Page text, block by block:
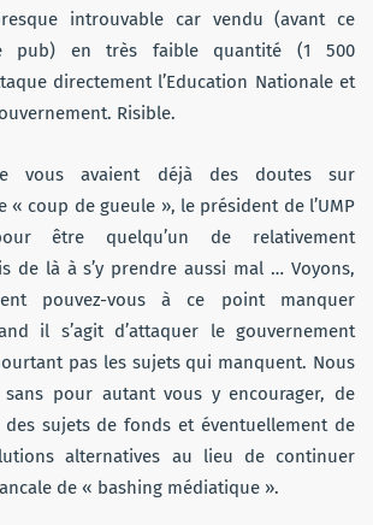
introuvable car vendu (avant ce
pub) en très faible quantité (1 500
directement l’Education Nationale et
Risible.
vous avaient déjà des doutes sur
« coup de gueule », le président de l’UMP
être quelqu’un de relativement
de là à s’y prendre aussi mal … Voyons,
pouvez-vous à ce point manquer
il s’agit d’attaquer le gouvernement
pas les sujets qui manquent. Nous
sans pour autant vous y encourager, de
sujets de fonds et éventuellement de
alternatives au lieu de continuer
de « bashing médiatique ».